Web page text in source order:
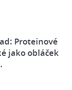
Proteinové
jako obláček